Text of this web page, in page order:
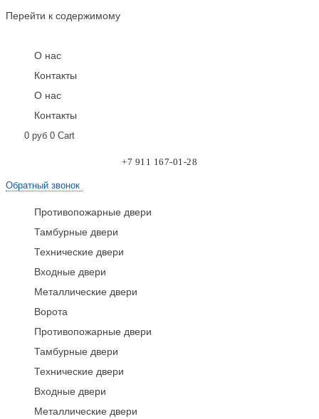
Перейти к содержимому
О нас
Контакты
О нас
Контакты
0 руб 0 Cart
+7 911 167-01-28
Обратный звонок
Противопожарные двери
Тамбурные двери
Технические двери
Входные двери
Металлические двери
Ворота
Противопожарные двери
Тамбурные двери
Технические двери
Входные двери
Металлические двери